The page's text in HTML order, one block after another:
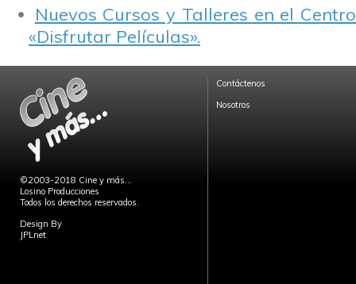
Nuevos Cursos y Talleres en el
«Disfrutar Películas».
©2003-2018 Cine y más...
Losino Producciones
Todos los derechos reservados.
Design By
JPLnet
Contáctenos
Nosotros